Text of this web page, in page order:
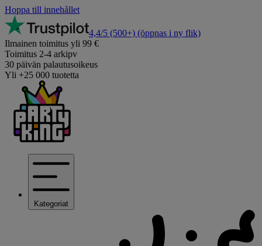
Hoppa till innehållet
4,4/5 (500+) (öppnas i ny flik)
Ilmainen toimitus yli 99 €
Toimitus 2-4 arkipv
30 päivän palautusoikeus
Yli +25 000 tuotetta
Kategoriat